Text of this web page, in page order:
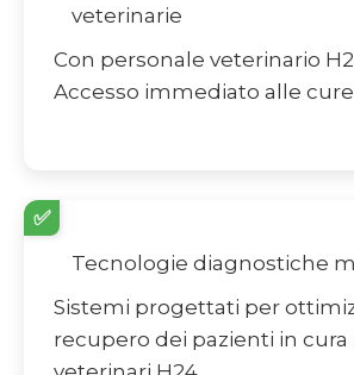
veterinarie
Con personale veterinario
Accesso immediato alle
✅
Tecnologie diagnostiche
Sistemi progettati per
recupero dei pazienti in cura